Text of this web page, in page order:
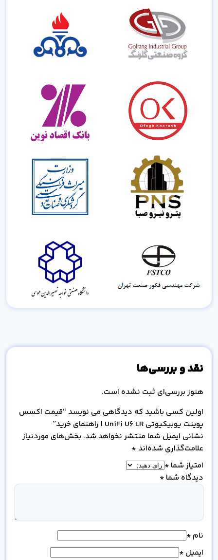
نقد و بررسی‌ها
هنوز بررسی‌ای ثبت نشده است.
اولین کسی باشید که دیدگاهی می نویسد “قیمت اکسس
پوینت یوبیکیوتی UniFi U6 LR | راهنمای خرید”
نشانی ایمیل شما منتشر نخواهد شد. بخش‌های موردنیاز
علامت‌گذاری شده‌اند *
امتیاز شما *
دیدگاه شما *
نام *
ایمیل *